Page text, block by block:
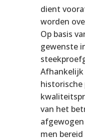
dient
worden
Op basis
gewenste
Afhankelijk
historische
van het
men